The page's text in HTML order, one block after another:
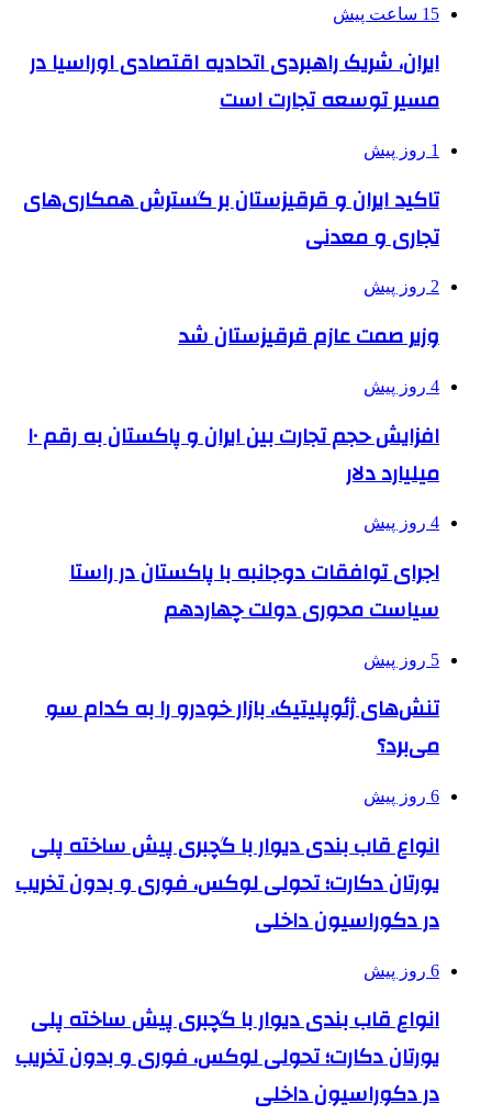
15 ساعت پیش
ایران، شریک راهبردی اتحادیه اقتصادی اوراسیا در
مسیر توسعه تجارت است
1 روز پیش
تاکید ایران و قرقیزستان بر گسترش همکاری‌های
تجاری و معدنی
2 روز پیش
وزیر صمت عازم قرقیزستان شد
4 روز پیش
افزایش حجم تجارت بین ایران و پاکستان به رقم ۱۰
میلیارد دلار
4 روز پیش
اجرای توافقات دوجانبه با پاکستان در راستا
سیاست محوری دولت چهاردهم
5 روز پیش
تنش‌های ژئوپلیتیک، بازار خودرو را به کدام سو
می‌برد؟
6 روز پیش
انواع قاب بندی دیوار با گچبری پیش ساخته پلی
یورتان دکارت؛ تحولی لوکس، فوری و بدون تخریب
در دکوراسیون داخلی
6 روز پیش
انواع قاب بندی دیوار با گچبری پیش ساخته پلی
یورتان دکارت؛ تحولی لوکس، فوری و بدون تخریب
در دکوراسیون داخلی